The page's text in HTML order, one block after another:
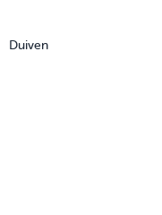
Duiven